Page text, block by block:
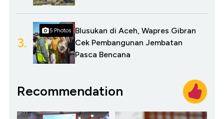
3.
5 Photos
Blusukan di Aceh, Wapres Gibran
Cek Pembangunan Jembatan
Pasca Bencana
Recommendation